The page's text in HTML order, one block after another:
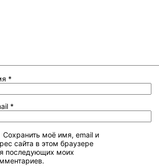
*
*
Сохранить моё имя, email и
сайта в этом браузере
последующих моих